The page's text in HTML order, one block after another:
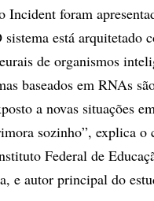
Incident foram
sistema está arquitetado
de organismos
baseados em RNAs
a novas situações
sozinho”, explica o
Federal de
e autor principal do